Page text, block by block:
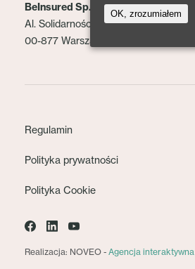
BeInsured Sp. z o.o.
Al. Solidarności 153 lok. 2
00-877 Warszawa
Regulamin
Polityka prywatności
Polityka Cookie
Realizacja: NOVEO - Agencja interaktywna
OK, zrozumiałem